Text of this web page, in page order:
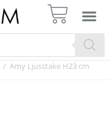
/ Amy Ljusstake H23 cm